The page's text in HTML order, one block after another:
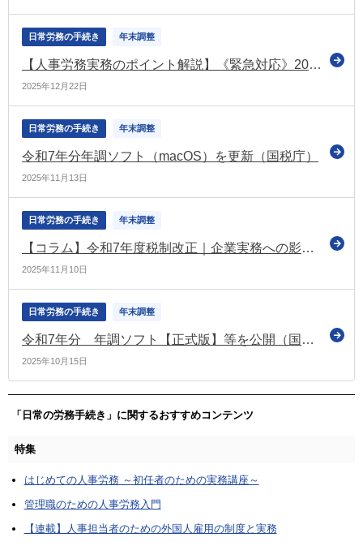
日常労務の手続き 年末調整
【人事労務実務のポイント解説】《緊急対応》2025年4月遡及適用！ 車通勤者の非課税限度額改正に伴う年末調整“精算”実務と“再交付”源泉徴収票の処理
2025年12月22日
日常労務の手続き 年末調整
令和7年分年調ソフト（macOS）を更新（国税庁）
2025年11月13日
日常労務の手続き 年末調整
【コラム】令和7年度税制改正｜企業実務への影響③ 令和7年分の年末調整における注意点をチェック
2025年11月10日
日常労務の手続き 年末調整
令和7年分 年調ソフト【正式版】等を公開（国税庁）
2025年10月15日
「日常の労務手続き」に関するおすすめコンテンツ
特集
はじめての人事労務 ～初任者のための実務講座～
管理職のための人事労務入門
【連載】人事担当者のための外国人雇用の制度と実務